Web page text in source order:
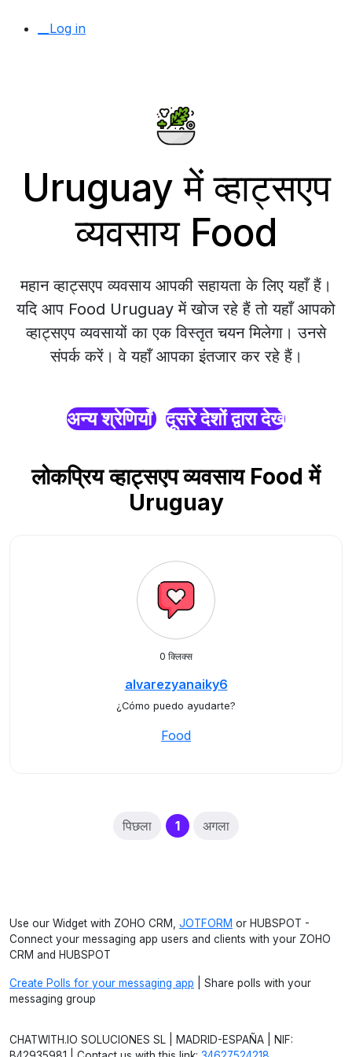
__Log in
Uruguay में व्हाट्सएप
व्यवसाय Food
महान व्हाट्सएप व्यवसाय आपकी सहायता के लिए यहाँ हैं।
यदि आप Food Uruguay में खोज रहे हैं तो यहाँ आपको
व्हाट्सएप व्यवसायों का एक विस्तृत चयन मिलेगा। उनसे
संपर्क करें। वे यहाँ आपका इंतजार कर रहे हैं।
अन्य श्रेणियाँ दूसरे देशों द्वारा देखें
लोकप्रिय व्हाट्सएप व्यवसाय Food में
Uruguay
0 क्लिक्स
alvarezyanaiky6
¿Cómo puedo ayudarte?
Food
पिछला 1(current)
अगला
Use our Widget with ZOHO CRM, JOTFORM or HUBSPOT -
Connect your messaging app users and clients with your ZOHO
CRM and HUBSPOT
Create Polls for your messaging app | Share polls with your
messaging group
CHATWITH.IO SOLUCIONES SL | MADRID-ESPAÑA | NIF: